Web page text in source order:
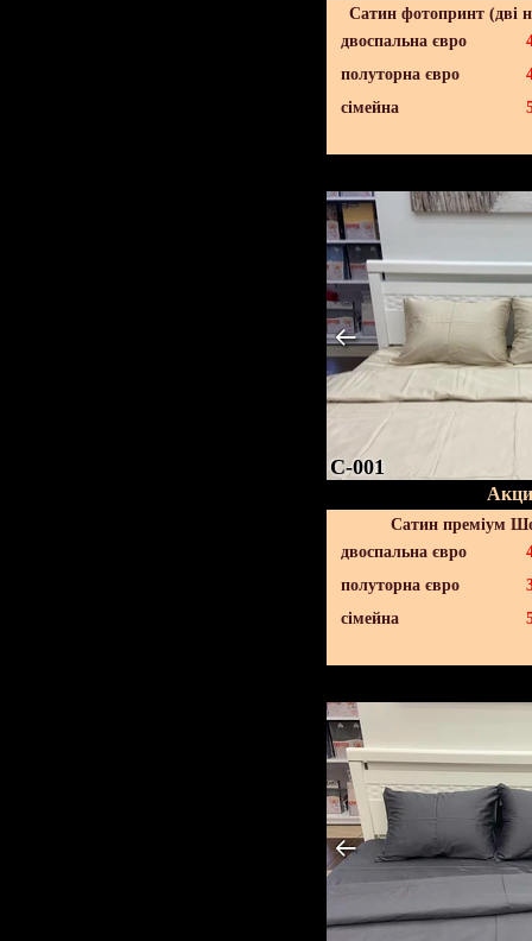
Сатин фотопринт (дві
двоспальна євро
полуторна євро
сімейна
C-001
Сатин преміум
двоспальна євро
полуторна євро
сімейна